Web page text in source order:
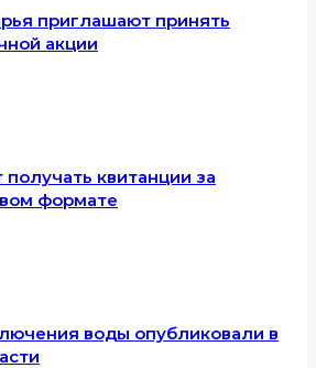
приглашают принять
акции
квитанции за
формате
воды опубликовали в